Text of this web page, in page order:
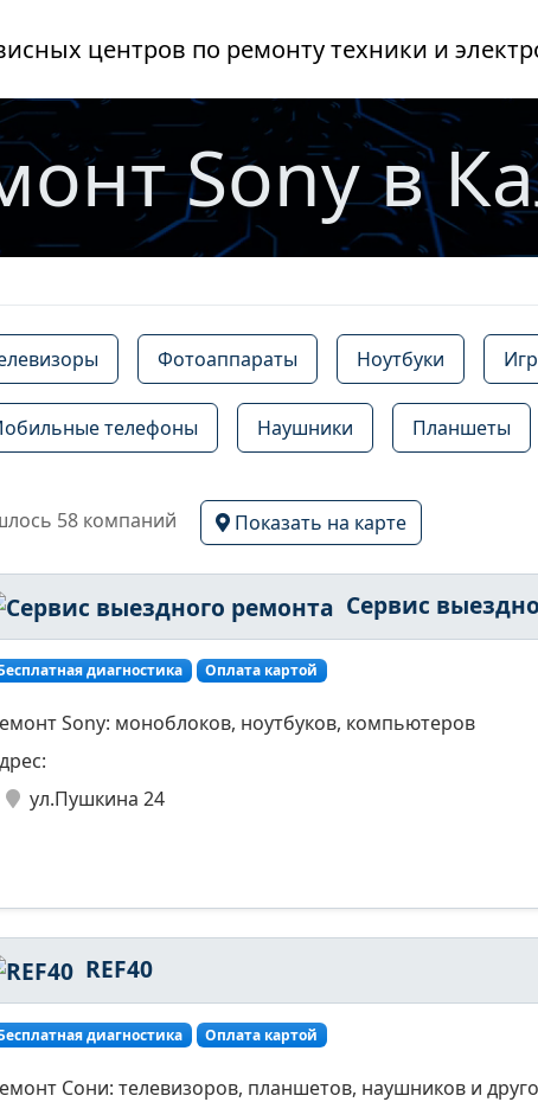
центров по ремонту техники и
Sony в
Фотоаппараты Ноутбуки
телефоны Наушники Планшеты
58 компаний Показать на карте
Сервис выездного
диагностика Оплата картой
Sony: моноблоков, ноутбуков, компьютеров
ул.Пушкина 24
REF40
диагностика Оплата картой
Сони: телевизоров, планшетов, наушников и